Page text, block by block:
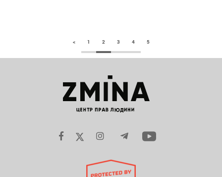
< 1 2 3 4 5